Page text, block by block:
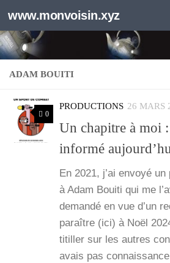
Au dessous du contenu
www.monvoisin.xyz
ADAM BOUITI
0
PRODUCTIONS 26 MARS
Un chapitre à moi
informé
En 2021, j’ai envoyé
à Adam Boui­ti qui me
deman­dé en vue d’un
paraître (ici) à Noël
titiller sur les autres
avais pas